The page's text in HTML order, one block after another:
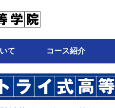
て コース紹介